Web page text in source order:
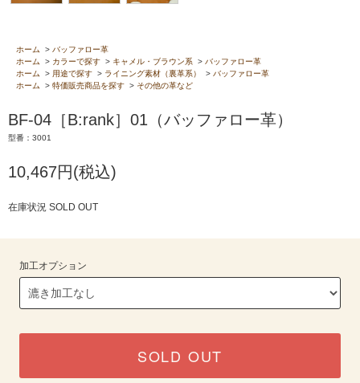
ホーム > バッファロー革
ホーム
> カラーで探す > キャメル・ブラウン系 > バッファロー革
ホーム
> 用途で探す > ライニング素材（裏革系） > バッファロー革
ホーム
> 特価販売商品を探す > その他の革など
BF-04［B:rank］01（バッファロー革）
型番：3001
10,467円(税込)
在庫状況 SOLD OUT
加工オプション
SOLD OUT